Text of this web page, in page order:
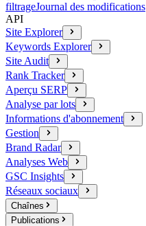
filtrageJournal des modifications
API
Site Explorer
Keywords Explorer
Site Audit
Rank Tracker
Aperçu SERP
Analyse par lots
Informations d'abonnement
Gestion
Brand Radar
Analyses Web
GSC Insights
Réseaux sociaux
Chaînes
Publications